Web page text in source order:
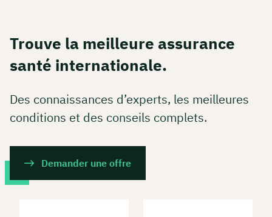
Trouve la meilleure assurance
santé internationale.
Des connaissances d’experts, les meilleures
conditions et des conseils complets.
Demander une offre